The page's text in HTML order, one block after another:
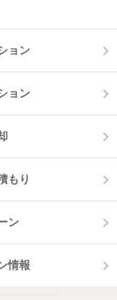
ョン
ョン
もり
ン
情報